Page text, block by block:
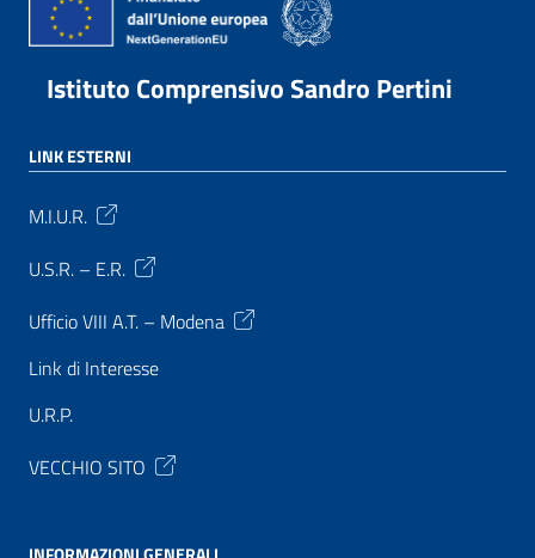
Istituto Comprensivo Sandro Pertini
LINK ESTERNI
M.I.U.R.
U.S.R. – E.R.
Ufficio VIII A.T. – Modena
Link di Interesse
U.R.P.
VECCHIO SITO